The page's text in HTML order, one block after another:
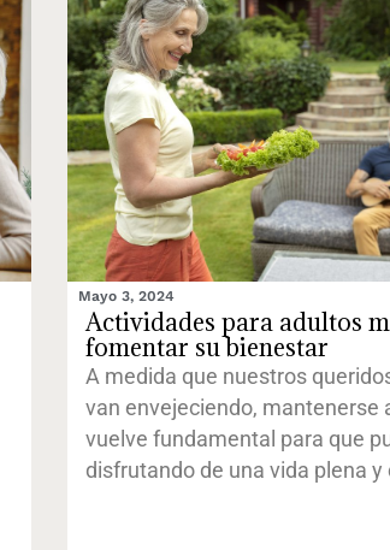
Mayo 3, 2024
Actividades para adultos
fomentar su bienestar
A medida que nuestros
van envejeciendo, mantenerse
vuelve fundamental para que
disfrutando de una vida plena y